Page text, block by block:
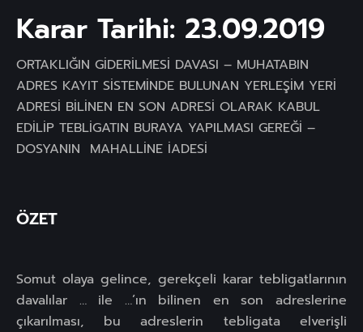
Karar Tarihi: 23.09.2019
ORTAKLIĞIN GİDERİLMESİ DAVASI – MUHATABIN
ADRES KAYIT SİSTEMİNDE BULUNAN YERLEŞİM YERİ
ADRESİ BİLİNEN EN SON ADRESİ OLARAK KABUL
EDİLİP TEBLİGATIN BURAYA YAPILMASI GEREĞİ –
DOSYANIN MAHALLİNE İADESİ
ÖZET
Somut olaya gelince, gerekçeli karar tebligatlarının
davalılar … ile …’ın bilinen en son adreslerine
çıkarılması, bu adreslerin tebligata elverişli